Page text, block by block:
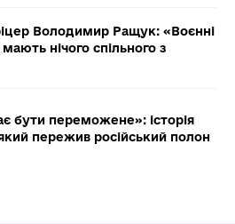
Володимир Ращук: «Воєнні
нічого спільного з
бути переможене»: історія
пережив російський полон